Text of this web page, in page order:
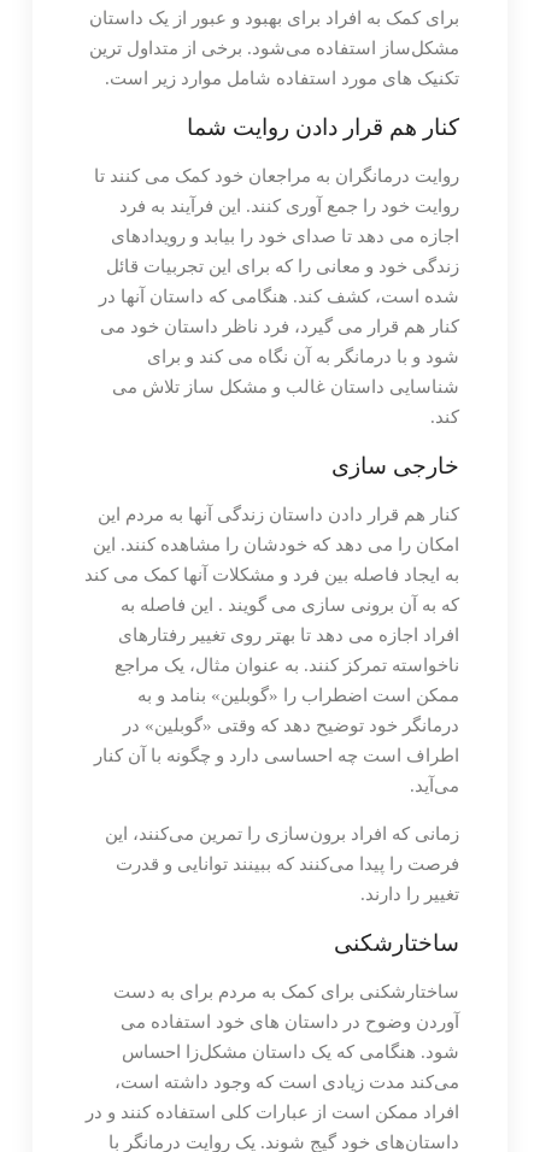
برای کمک به افراد برای بهبود و عبور از یک داستان
مشکل‌ساز استفاده می‌شود. برخی از متداول ترین
تکنیک های مورد استفاده شامل موارد زیر است.
کنار هم قرار دادن روایت شما
روایت درمانگران به مراجعان خود کمک می کنند تا
روایت خود را جمع آوری کنند. این فرآیند به فرد
اجازه می دهد تا صدای خود را بیابد و رویدادهای
زندگی خود و معانی را که برای این تجربیات قائل
شده است، کشف کند. هنگامی که داستان آنها در
کنار هم قرار می گیرد، فرد ناظر داستان خود می
شود و با درمانگر به آن نگاه می کند و برای
شناسایی داستان غالب و مشکل ساز تلاش می
کند.
خارجی سازی
کنار هم قرار دادن داستان زندگی آنها به مردم این
امکان را می دهد که خودشان را مشاهده کنند. این
به ایجاد فاصله بین فرد و مشکلات آنها کمک می کند
که به آن برونی سازی می گویند . این فاصله به
افراد اجازه می دهد تا بهتر روی تغییر رفتارهای
ناخواسته تمرکز کنند. به عنوان مثال، یک مراجع
ممکن است اضطراب را «گوبلین» بنامد و به
درمانگر خود توضیح دهد که وقتی «گوبلین» در
اطراف است چه احساسی دارد و چگونه با آن کنار
می‌آید.
زمانی که افراد برون‌سازی را تمرین می‌کنند، این
فرصت را پیدا می‌کنند که ببینند توانایی و قدرت
تغییر را دارند.
ساختارشکنی
ساختارشکنی برای کمک به مردم برای به دست
آوردن وضوح در داستان های خود استفاده می
شود. هنگامی که یک داستان مشکل‌زا احساس
می‌کند مدت زیادی است که وجود داشته است،
افراد ممکن است از عبارات کلی استفاده کنند و در
داستان‌های خود گیج شوند. یک روایت درمانگر با